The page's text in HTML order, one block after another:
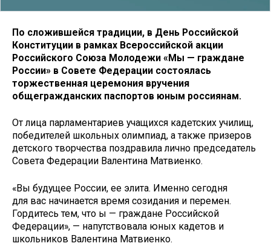
По сложившейся традиции, в День Российской
Конституции в рамках Всероссийской акции
Российского Союза Молодежи «Мы — граждане
России» в Совете Федерации состоялась
торжественная церемония вручения
общегражданских паспортов юным россиянам.
От лица парламентариев учащихся кадетских училищ,
победителей школьных олимпиад, а также призеров
детского творчества поздравила лично председатель
Совета Федерации Валентина Матвиенко.
«Вы будущее России, ее элита. Именно сегодня
для вас начинается время созидания и перемен.
Гордитесь тем, что ы — граждане Российской
Федерации», — напутствовала юных кадетов и
школьников Валентина Матвиенко.